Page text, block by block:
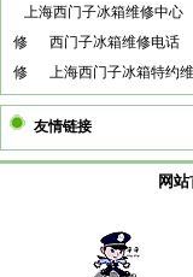
上海西门子冰箱维修中心
修
西门子冰箱维修电话
修
上海西门子冰箱特约
友情链接
网